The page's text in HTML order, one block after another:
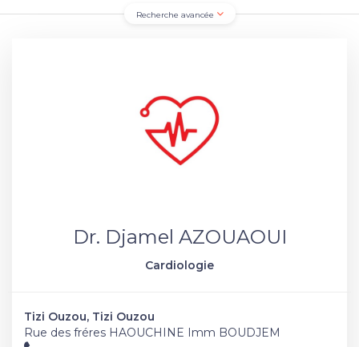
Recherche avancée
Dr. Djamel AZOUAOUI
Cardiologie
Tizi Ouzou, Tizi Ouzou
Rue des fréres HAOUCHINE Imm BOUDJEM